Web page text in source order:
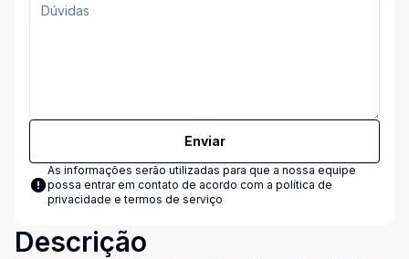
Enviar
As informações serão utilizadas para que a nossa equipe
possa entrar em contato de acordo com a política de
privacidade e termos de serviço
Descrição